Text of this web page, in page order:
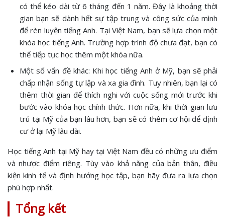
có thể kéo dài từ 6 tháng đến 1 năm. Đây là khoảng thời
gian bạn sẽ dành hết sự tập trung và công sức của mình
để rèn luyện tiếng Anh. Tại Việt Nam, bạn sẽ lựa chọn một
khóa học tiếng Anh. Trường hợp trình độ chưa đạt, bạn có
thể tiếp tục học thêm một khóa nữa.
Một số vấn đề khác: Khi học tiếng Anh ở Mỹ, bạn sẽ phải
chấp nhận sống tự lập và xa gia đình. Tuy nhiên, bạn lại có
thêm thời gian để thích nghi với cuộc sống mới trước khi
bước vào khóa học chính thức. Hơn nữa, khi thời gian lưu
trú tại Mỹ của bạn lâu hơn, bạn sẽ có thêm cơ hội để định
cư ở lại Mỹ lâu dài.
Học tiếng Anh tại Mỹ hay tại Việt Nam đều có những ưu điểm
và nhược điểm riêng. Tùy vào khả năng của bản thân, điều
kiện kinh tế và định hướng học tập, bạn hãy đưa ra lựa chọn
phù hợp nhất.
Tổng kết